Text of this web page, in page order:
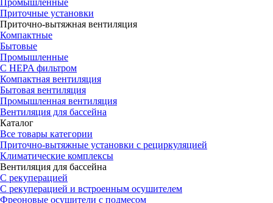
Промышленные
Приточные установки
Приточно-вытяжная вентиляция
Компактные
Бытовые
Промышленные
С HEPA фильтром
Компактная вентиляция
Бытовая вентиляция
Промышленная вентиляция
Вентиляция для бассейна
Каталог
Все товары категории
Приточно-вытяжные установки с рециркуляцией
Климатические комплексы
Вентиляция для бассейна
С рекуперацией
С рекуперацией и встроенным осушителем
Фреоновые осушители с подмесом